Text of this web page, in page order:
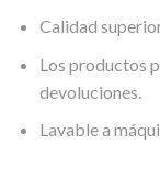
Calidad
Los productos
devoluciones.
Lavable a